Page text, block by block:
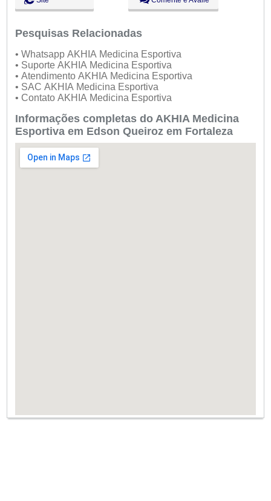
Pesquisas Relacionadas
• Whatsapp AKHIA Medicina Esportiva
• Suporte AKHIA Medicina Esportiva
• Atendimento AKHIA Medicina Esportiva
• SAC AKHIA Medicina Esportiva
• Contato AKHIA Medicina Esportiva
Informações completas do AKHIA Medicina
Esportiva em Edson Queiroz em Fortaleza